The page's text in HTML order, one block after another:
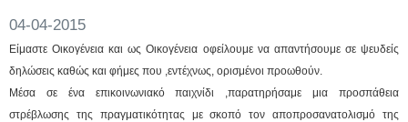
04-04-2015
Είμαστε Οικογένεια και ως Οικογένεια οφείλουμε να απαντήσουμε σε ψευδείς
δηλώσεις καθώς και φήμες που ,εντέχνως, ορισμένοι προωθούν.
Μέσα σε ένα επικοινωνιακό παιχνίδι ,παρατηρήσαμε μια προσπάθεια
στρέβλωσης της πραγματικότητας με σκοπό τον αποπροσανατολισμό της